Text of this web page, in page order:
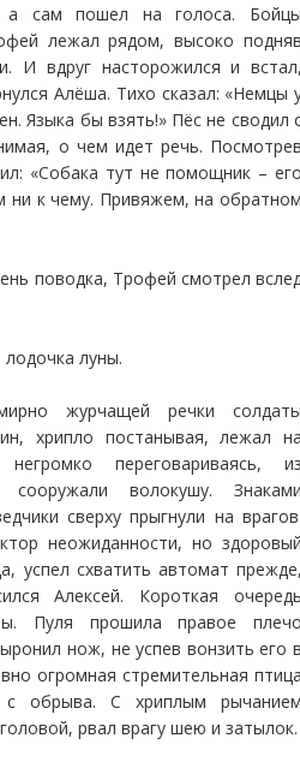
а сам пошел на голоса.
лежал рядом, высоко
И вдруг насторожился и
Алёша. Тихо сказал: «Немцы
Языка бы взять!» Пёс не сводил
о чем идет речь.
«Собака тут не помощник –
ни к чему. Привяжем, на
поводка, Трофей смотрел
луны.
журчащей речки
хрипло постанывая, лежал
переговариваясь,
сооружали волокушу.
сверху прыгнули на
неожиданности, но
успел схватить автомат
Алексей. Короткая
Пуля прошила правое
нож, не успев вонзить его
огромная стремительная
с обрыва. С хриплым
рвал врагу шею и затылок.